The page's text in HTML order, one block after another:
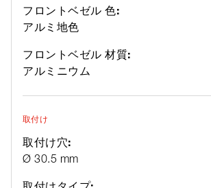
フロントベゼル 色:
アルミ地色
フロントベゼル 材質:
アルミニウム
取付け
取付け穴:
Ø 30.5 mm